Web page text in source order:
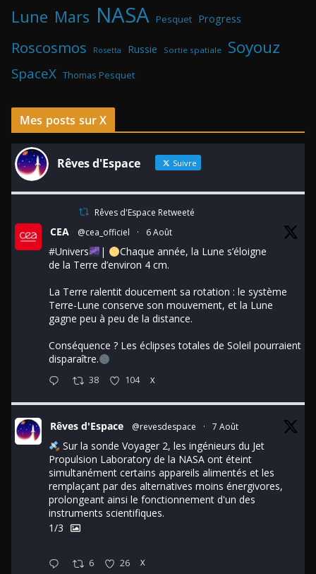
Lune Mars NASA Pesquet Progress
Roscosmos Rosetta Russie Sortie spatiale Soyouz
SpaceX Thomas Pesquet
Mes posts sur X
Rêves d'Espace Suivre
Rêves d'Espace Retweeté
CEA @cea_officiel · 6 Août
#Univers |
Chaque année, la Lune s’éloigne
de la Terre d’environ 4 cm.
La Terre ralentit doucement sa rotation : le système
Terre-Lune conserve son mouvement, et la Lune
gagne peu à peu de la distance.
Conséquence ? Les éclipses totales de Soleil pourraient
disparaître.
38 104 X
Rêves d'Espace @revesdespace · 7 Août
Sur la sonde Voyager 2, les ingénieurs du Jet
Propulsion Laboratory de la NASA ont éteint
simultanément certains appareils alimentés et les
remplaçant par des alternatives moins énergivores,
prolongeant ainsi le fonctionnement d'un des
instruments scientifiques.
1/3
6 26 X